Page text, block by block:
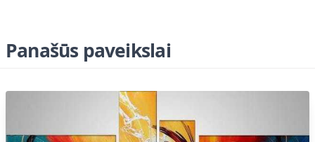
Panašūs paveikslai